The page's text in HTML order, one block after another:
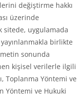
değiştirme hakkı
üzerinde
uygulamada
birlikte
sonunda
kişisel verilerle ilgili
Toplanma Yöntemi ve
Yöntemi ve Hukuki